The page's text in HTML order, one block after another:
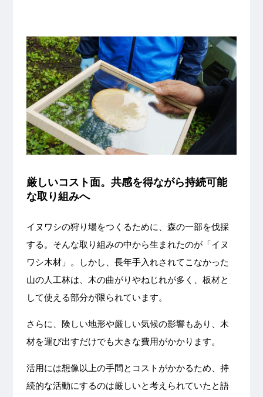
厳しいコスト面。共感を得ながら持続可能
な取り組みへ
イヌワシの狩り場をつくるために、森の一部を伐採
する。そんな取り組みの中から生まれたのが「イヌ
ワシ木材」。しかし、長年手入れされてこなかった
山の人工林は、木の曲がりやねじれが多く、板材と
して使える部分が限られています。
さらに、険しい地形や厳しい気候の影響もあり、木
材を運び出すだけでも大きな費用がかかります。
活用には想像以上の手間とコストがかかるため、持
続的な活動にするのは厳しいと考えられていたと語